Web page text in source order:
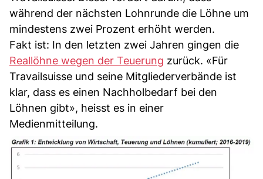
während der nächsten Lohnrunde die Löhne um
mindestens zwei Prozent erhöht werden.
Fakt ist: In den letzten zwei Jahren gingen die
Reallöhne wegen der Teuerung zurück. «Für
Travailsuisse und seine Mitgliederverbände ist
klar, dass es einen Nachholbedarf bei den
Löhnen gibt», heisst es in einer
Medienmitteilung.